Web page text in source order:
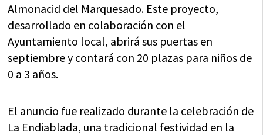
Almonacid del Marquesado. Este proyecto,
desarrollado en colaboración con el
Ayuntamiento local, abrirá sus puertas en
septiembre y contará con 20 plazas para niños de
0 a 3 años.
El anuncio fue realizado durante la celebración de
La Endiablada, una tradicional festividad en la